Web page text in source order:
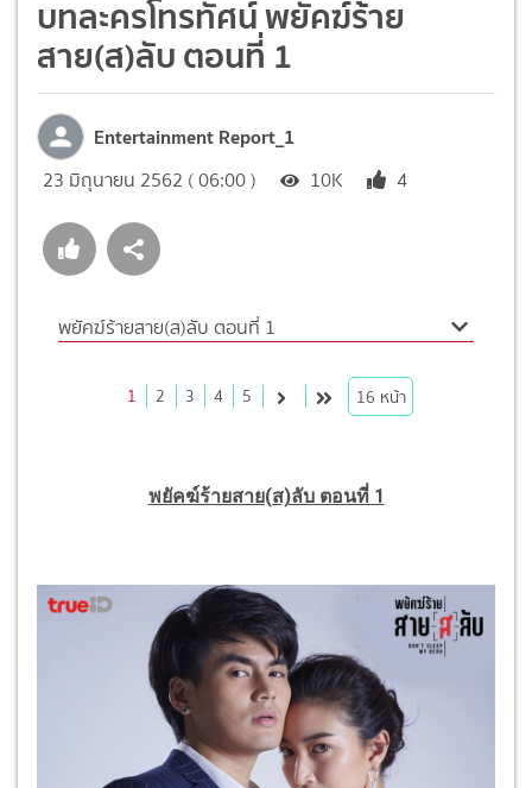
บทละครโทรทัศน์ พยัคฆ์ร้าย
สาย(ส)ลับ ตอนที่ 1
Entertainment Report_1
23 มิถุนายน 2562 ( 06:00 ) 10K 4
พยัคฆ์ร้ายสาย(ส)ลับ ตอนที่ 1
1 2 3 4 5 16 หน้า
พยัคฆ์ร้ายสาย(ส)ลับ ตอนที่ 1